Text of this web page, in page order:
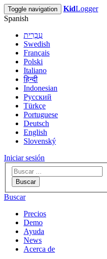
Toggle navigation KidLogger
Spanish
עִבְרִית
Swedish
Français
Polski
Italiano
हिन्दी
Indonesian
Русский
Türkçe
Portuguese
Deutsch
English
Slovenský
Iniciar sesión
Buscar
Buscar
Precios
Demo
Ayuda
News
Acerca de